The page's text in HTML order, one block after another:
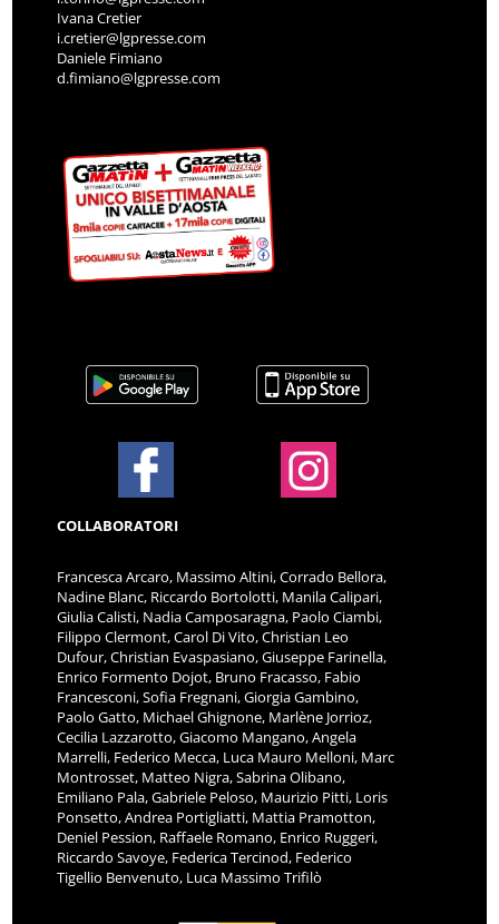
Ivana Cretier
i.cretier@lgpresse.com
Daniele Fimiano
d.fimiano@lgpresse.com
COLLABORATORI
Francesca Arcaro, Massimo Altini, Corrado Bellora,
Nadine Blanc, Riccardo Bortolotti, Manila Calipari,
Giulia Calisti, Nadia Camposaragna, Paolo Ciambi,
Filippo Clermont, Carol Di Vito, Christian Leo
Dufour, Christian Evaspasiano, Giuseppe Farinella,
Enrico Formento Dojot, Bruno Fracasso, Fabio
Francesconi, Sofia Fregnani, Giorgia Gambino,
Paolo Gatto, Michael Ghignone, Marlène Jorrioz,
Cecilia Lazzarotto, Giacomo Mangano, Angela
Marrelli, Federico Mecca, Luca Mauro Melloni, Marc
Montrosset, Matteo Nigra, Sabrina Olibano,
Emiliano Pala, Gabriele Peloso, Maurizio Pitti, Loris
Ponsetto, Andrea Portigliatti, Mattia Pramotton,
Deniel Pession, Raffaele Romano, Enrico Ruggeri,
Riccardo Savoye, Federica Tercinod, Federico
Tigellio Benvenuto, Luca Massimo Trifilò